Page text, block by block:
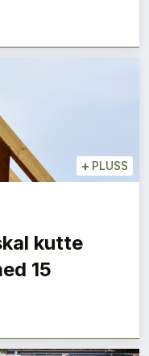
+ PLUSS
kutte
15